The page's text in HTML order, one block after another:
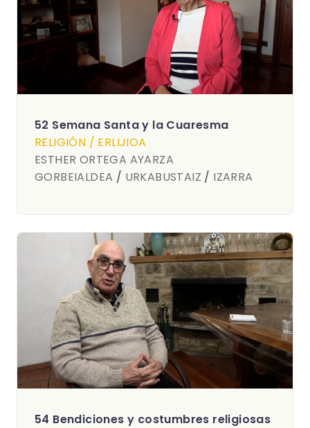
52 Semana Santa y la Cuaresma
RELIGIÓN / ERLIJIOA
ESTHER ORTEGA AYARZA
GORBEIALDEA / URKABUSTAIZ / IZARRA
54 Bendiciones y costumbres religiosas